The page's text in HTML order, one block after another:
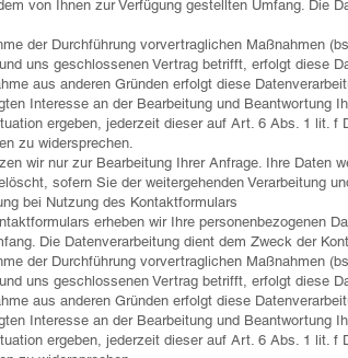
von Ihnen zur Verfügung gestellten Umfang. Die
der Durchführung vorvertraglichen Maßnahmen
uns geschlossenen Vertrag betrifft, erfolgt diese
aus anderen Gründen erfolgt diese
Interesse an der Bearbeitung und
ergeben, jederzeit dieser auf Art. 6 Abs. 1 lit. f
zu widersprechen.
wir nur zur Bearbeitung Ihrer Anfrage. Ihre Daten
sofern Sie der weitergehenden Verarbeitung
bei Nutzung des Kontaktformulars
erheben wir Ihre personenbezogenen
Die Datenverarbeitung dient dem Zweck der
der Durchführung vorvertraglichen Maßnahmen
uns geschlossenen Vertrag betrifft, erfolgt diese
aus anderen Gründen erfolgt diese
Interesse an der Bearbeitung und
ergeben, jederzeit dieser auf Art. 6 Abs. 1 lit. f